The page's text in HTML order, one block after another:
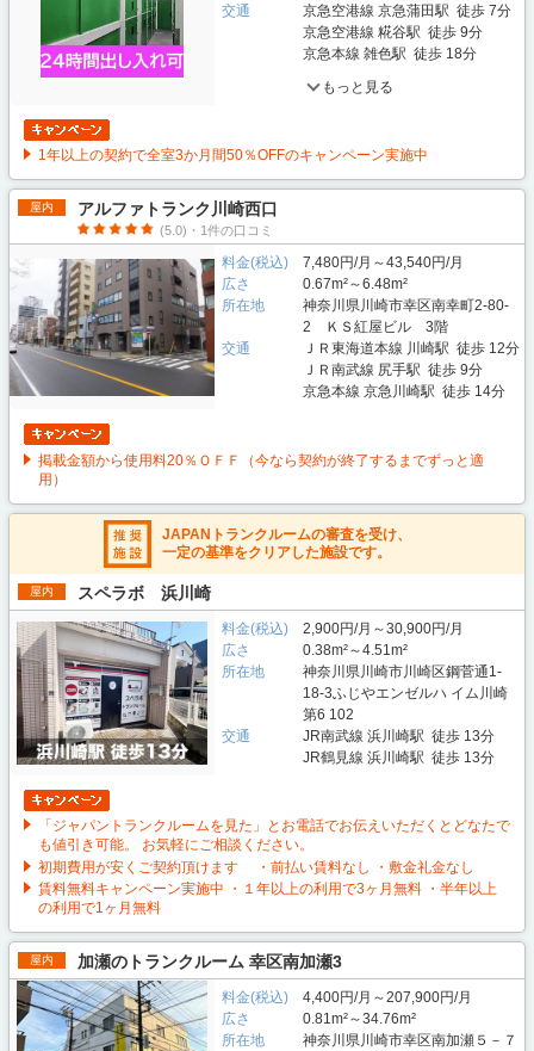
交通
京急空港線 京急蒲田駅 徒歩 7分
京急空港線 糀谷駅 徒歩 9分
京急本線 雑色駅 徒歩 18分
もっと見る
1年以上の契約で全室3か月間50％OFFのキャンペーン実施中
屋内 アルファトランク川崎西口
(5.0)・1件の口コミ
料金(税込)
7,480円/月～43,540円/月
広さ
0.67m²～6.48m²
所在地
神奈川県川崎市幸区南幸町2-80-
2 ＫＳ紅屋ビル 3階
交通
ＪＲ東海道本線 川崎駅 徒歩 12分
ＪＲ南武線 尻手駅 徒歩 9分
京急本線 京急川崎駅 徒歩 14分
掲載金額から使用料20％ＯＦＦ（今なら契約が終了するまでずっと適
用）
JAPANトランクルームの審査を受け、
一定の基準をクリアした施設です。
屋内 スペラボ 浜川崎
料金(税込)
2,900円/月～30,900円/月
広さ
0.38m²～4.51m²
所在地
神奈川県川崎市川崎区鋼菅通1-
18-3ふじやエンゼルハ イム川崎
第6 102
交通
JR南武線 浜川崎駅 徒歩 13分
JR鶴見線 浜川崎駅 徒歩 13分
「ジャパントランクルームを見た」とお電話でお伝えいただくとどなたで
も値引き可能。 お気軽にご相談ください。
初期費用が安くご契約頂けます ・前払い賃料なし ・敷金礼金なし
賃料無料キャンペーン実施中 ・１年以上の利用で3ヶ月無料 ・半年以上
の利用で1ヶ月無料
屋内 加瀬のトランクルーム 幸区南加瀬3
料金(税込)
4,400円/月～207,900円/月
広さ
0.81m²～34.76m²
所在地
神奈川県川崎市幸区南加瀬５－７